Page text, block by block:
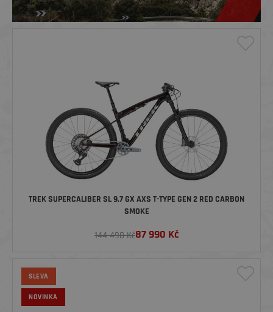
TREK SUPERCALIBER SL 9.7 GX AXS T-TYPE GEN 2 RED CARBON
SMOKE
144 490 Kč87 990 Kč
SLEVA
NOVINKA